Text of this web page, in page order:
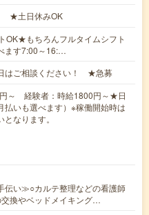
★土日休みOK
OK★もちろんフルタイムシフト
ます7:00～16:…
はご相談ください！ ★急募
～ 経験者：時給1800円～★日
払いも選べます）※稼働開始時は
なります。
伝い≫○カルテ整理などの看護師
換やベッドメイキング…